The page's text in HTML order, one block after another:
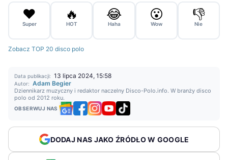
❤️
Super
🔥
HOT
😂
Haha
😮
Wow
👎
Nie
Zobacz TOP 20 disco polo
Data publikacji: 13 lipca 2024, 15:58
Autor: Adam Begier
Dziennikarz muzyczny i redaktor naczelny Disco-Polo.info. W branży disco
polo od 2012 roku.
OBSERWUJ NAS
DODAJ NAS JAKO ŹRÓDŁO W GOOGLE